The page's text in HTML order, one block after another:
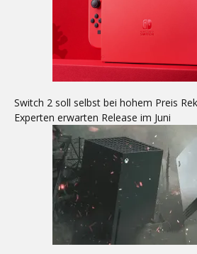
Switch 2 soll selbst bei hohem Preis
Experten erwarten Release im Juni